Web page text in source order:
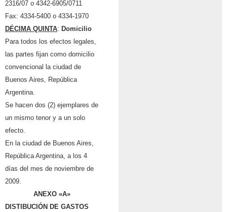
2316/07 o 4342-6905/0711
Fax: 4334-5400 o 4334-1970
DÉCIMA QUlNTA: Domicilio
Para todos los efectos legales,
las partes fijan como domicilio
convencional la ciudad de
Buenos Aires, República
Argentina.
Se hacen dos (2) ejemplares de
un mismo tenor y a un solo
efecto.
En la ciudad de Buenos Aires,
República Argentina, a los 4
días del mes de noviembre de
2009.
ANEXO «A»
DISTIBUCI ÓN DE GASTOS